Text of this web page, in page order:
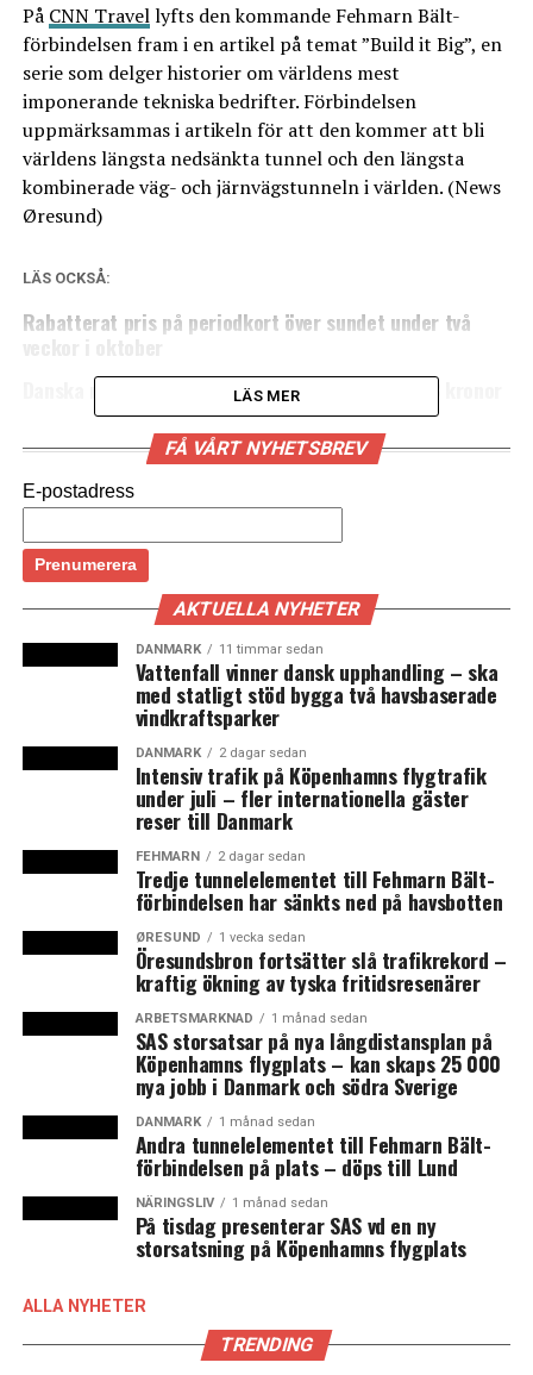
På CNN Travellyfts den kommande Fehmarn Bält-
förbindelsen fram i en artikel på temat ”Build it Big”, en
serie som delger historier om världens mest
imponerande tekniska bedrifter. Förbindelsen
uppmärksammas i artikeln för att den kommer att bli
världens längsta nedsänkta tunnel och den längsta
kombinerade väg- och järnvägstunneln i världen. (News
Øresund)
LÄS OCKSÅ:
Rabatterat pris på periodkort över sundet under två
Danska regeringen vill införa en flygavgift på 13 kronor
LÄS MER
FÅ VÅRT NYHETSBREV
E-postadress
AKTUELLA NYHETER
DANMARK 11 timmar sedan
Vattenfall vinner dansk upphandling – ska
med statligt stöd bygga två havsbaserade
vindkraftsparker
DANMARK 2 dagar sedan
Intensiv trafik på Köpenhamns flygtrafik
under juli – fler internationella gäster
reser till Danmark
FEHMARN 2 dagar sedan
Tredje tunnelelementet till Fehmarn Bält-
förbindelsen har sänkts ned på havsbotten
ØRESUND 1 vecka sedan
Öresundsbron fortsätter slå trafikrekord –
kraftig ökning av tyska fritidsresenärer
ARBETSMARKNAD 1 månad sedan
SAS storsatsar på nya långdistansplan på
Köpenhamns flygplats – kan skaps 25 000
nya jobb i Danmark och södra Sverige
DANMARK 1 månad sedan
Andra tunnelelementet till Fehmarn Bält-
förbindelsen på plats – döps till Lund
NÄRINGSLIV 1 månad sedan
På tisdag presenterar SAS vd en ny
storsatsning på Köpenhamns flygplats
ALLA NYHETER
TRENDING